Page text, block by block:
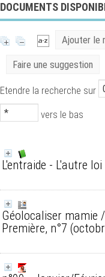
DOCUMENTS
Ajouter le
Faire une suggestion
Etendre la recherche sur
vers le bas
L'entraide - L'autre
Géolocaliser mamie /
Première, n°7